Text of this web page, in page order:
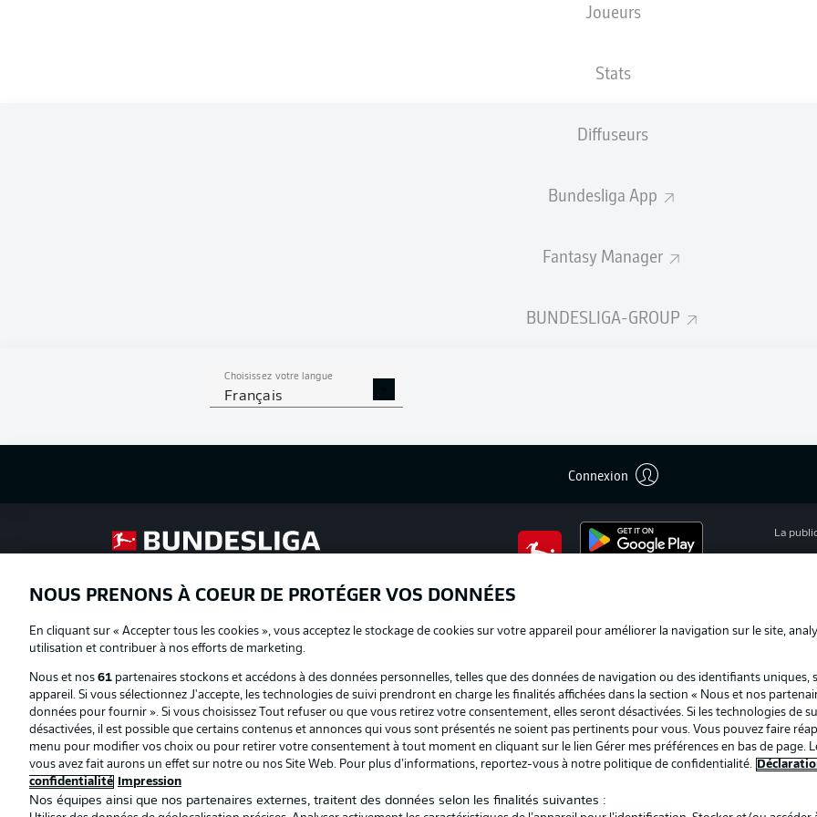
Joueurs
Stats
Diffuseurs
Bundesliga App
Fantasy Manager
BUNDESLIGA-GROUP
Choisissez votre langue
Français
Connexion
Publicité
La
NOUS PRENONS À COEUR DE PROTÉGER VOS DONNÉES
En cliquant sur « Accepter tous les cookies », vous acceptez le stockage de cookies sur votre appareil pour améliorer la navigation sur le site,
utilisation et contribuer à nos efforts de marketing.
Nous et nos 61 partenaires stockons et accédons à des données personnelles, telles que des données de navigation ou des identifiants uniques,
appareil. Si vous sélectionnez J'accepte, les technologies de suivi prendront en charge les finalités affichées dans la section « Nous et nos
données pour fournir ». Si vous choisissez Tout refuser ou que vous retirez votre consentement, elles seront désactivées. Si les technologies de
désactivées, il est possible que certains contenus et annonces qui vous sont présentés ne soient pas pertinents pour vous. Vous pouvez faire
menu pour modifier vos choix ou pour retirer votre consentement à tout moment en cliquant sur le lien Gérer mes préférences en bas de page.
vous avez fait aurons un effet sur notre ou nos Site Web. Pour plus d’informations, reportez-vous à notre politique de confidentialité.
confidentialité
Impression
Nos équipes ainsi que nos partenaires externes, traitent des données selon les finalités suivantes :